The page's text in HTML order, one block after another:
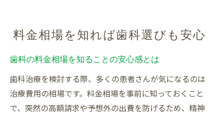
料金相場を知れば歯科選びも安心
歯科の料金相場を知ることの安心感とは
歯科治療を検討する際、多くの患者さんが気になるのは
治療費用の相場です。料金相場を事前に知っておくこと
で、突然の高額請求や予想外の出費を防げるため、精神